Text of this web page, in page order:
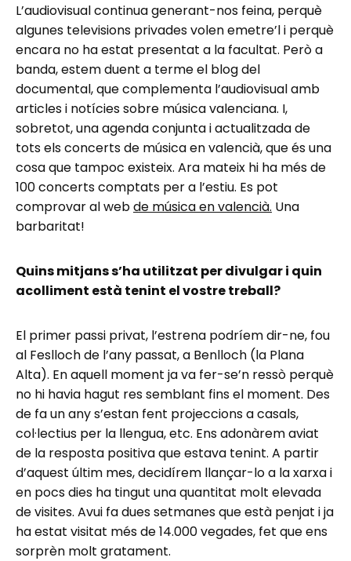
L’audiovisual continua generant-nos feina, perquè
algunes televisions privades volen emetre’l i perquè
encara no ha estat presentat a la facultat. Però a
banda, estem duent a terme el blog del
documental, que complementa l’audiovisual amb
articles i notícies sobre música valenciana. I,
sobretot, una agenda conjunta i actualitzada de
tots els concerts de música en valencià, que és una
cosa que tampoc existeix. Ara mateix hi ha més de
100 concerts comptats per a l’estiu. Es pot
comprovar al webde música en valencià. Una
barbaritat!
Quins mitjans s’ha utilitzat per divulgar i quin
acolliment està tenint el vostre treball?
El primer passi privat, l’estrena podríem dir-ne, fou
al Feslloch de l’any passat, a Benlloch (la Plana
Alta). En aquell moment ja va fer-se’n ressò perquè
no hi havia hagut res semblant fins el moment. Des
de fa un any s’estan fent projeccions a casals,
col·lectius per la llengua, etc. Ens adonàrem aviat
de la resposta positiva que estava tenint. A partir
d’aquest últim mes, decidírem llançar-lo a la xarxa i
en pocs dies ha tingut una quantitat molt elevada
de visites. Avui fa dues setmanes que està penjat i ja
ha estat visitat més de 14.000 vegades, fet que ens
sorprèn molt gratament.